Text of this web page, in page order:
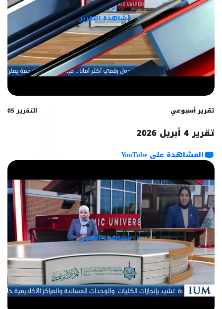
مشاهدة التقرير
تقرير أسبوعي التقرير 05
تقرير 4 أبريل 2026
المشاهدة على YouTube
مشاهدة التقرير